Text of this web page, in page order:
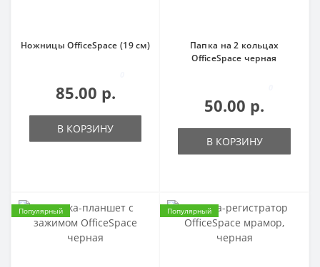
Ножницы OfficeSpace (19 см)
85.00 р.
В КОРЗИНУ
Папка на 2 кольцах
OfficeSpace черная
50.00 р.
В КОРЗИНУ
Популярный Популярный